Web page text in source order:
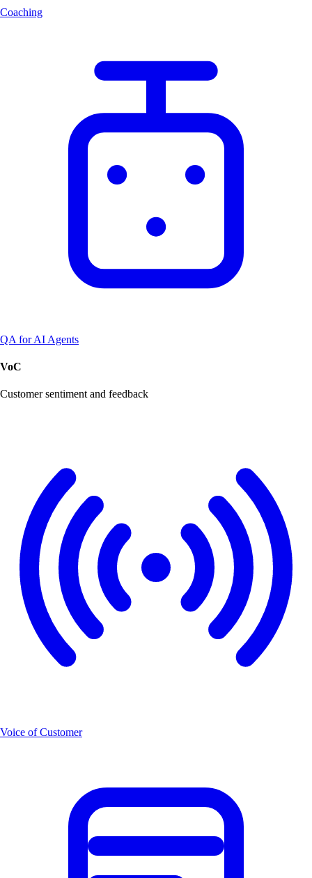
Coaching
QA for AI Agents
VoC
Customer sentiment and feedback
Voice of Customer